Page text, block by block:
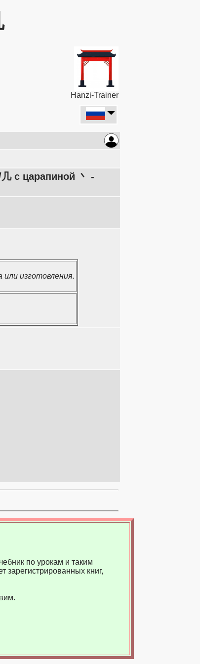
Hanzi-Trainer
с царапиной 丶 -
или изготовления.
по урокам и таким
зарегистрированных книг,